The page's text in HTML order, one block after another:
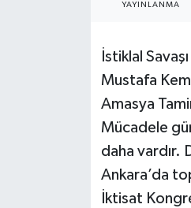
YAYINLANMA
İstiklal
Mustafa
Amasya
Mücadele
daha vardır.
Ankara’da
İktisat